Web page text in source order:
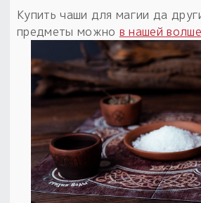
Узнать
Пыльный сундучок
большое обновление
Товары со скидкой
Новинки
Купить чаши для магии да
предметы можно в нашей